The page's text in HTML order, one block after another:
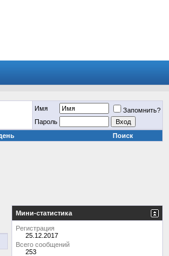
Имя
Запомнить?
Пароль
Поиск
Мини-статистика
Регистрация
25.12.2017
Всего сообщений
253